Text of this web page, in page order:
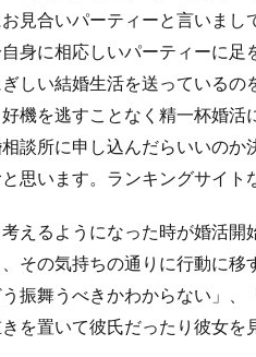
見合いパーティーと言いま
身に相応しいパーティーに足
しい結婚生活を送っている
機を逃すことなく精一杯婚活
談所に申し込んだらいいの
思います。ランキングサイト
えるようになった時が婚活
その気持ちの通りに行動に移
う振舞うべきかわからない」
を置いて彼氏だったり彼女